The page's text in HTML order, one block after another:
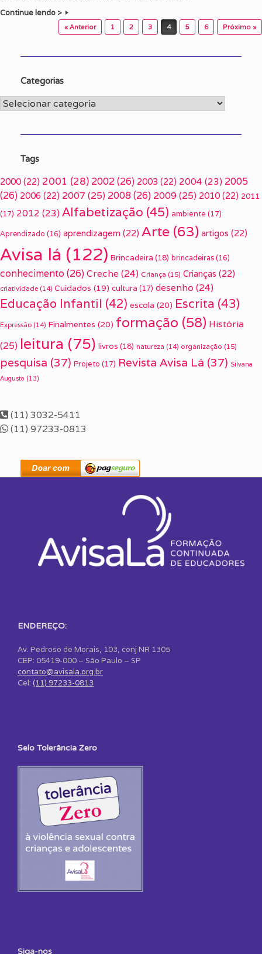
Continue lendo >
« Anterior 1 2 3 4 5 6 Próximo »
Categorias
Categorias
Tags
2000 (22) 2001 (28) 2002(26) 2003 (22) 2004 (23) 2005
(26) 2006 (22) 2007 (25) 2008(26) 2009(25) 2010 (22) 2011
(17) 2012 (23) Alfabetização (45) ambiente (17)
Aprendizado (16) aprendizagem (22) Arte (63) artigos (22)
Avisa lá (122) Brincadeira (18) brincadeiras (16)
conhecimento(26) Creche (24) Criança (15) Crianças (22)
criatividade (14) Cuidados (19) cultura (17) desenho (24)
Educação Infantil (42) escola (20) Escrita (43)
Expressão (14) Finalmentes (20) formação (58) História
(25) leitura (75) livros (18) natureza (14) organização (15)
pesquisa (37) Projeto (17) Revista Avisa Lá (37) Silvana
Augusto (13)
(11) 3032-5411
(11) 97233-0813
ENDEREÇO:
Av. Pedroso de Morais, 103, conj NR 1305
CEP: 05419-000 – São Paulo – SP
contato@avisala.org.br
Cel: (11) 97233-0813
Selo Tolerância Zero
Siga-nos